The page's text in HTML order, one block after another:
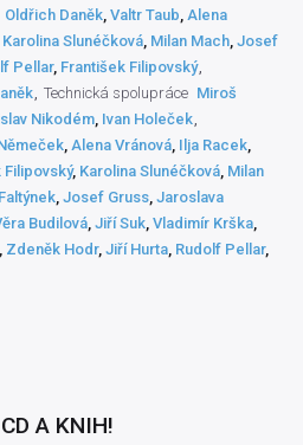
Oldřich Daněk, Valtr Taub, Alena
Karolina Slunéčková, Milan Mach, Josef
Pellar, František Filipovský
Technická spolupráce Miroš
Nikodém, Ivan Holeček
, Alena Vránová, Ilja Racek,
Filipovský, Karolina Slunéčková, Milan
, Josef Gruss, Jaroslava
Budilová, Jiří Suk, Vladimír Krška,
, Zdeněk Hodr, Jiří Hurta, Rudolf Pellar,
A KNIH!